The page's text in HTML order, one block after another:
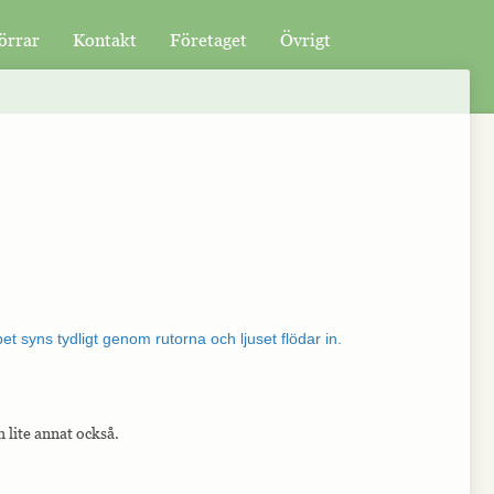
Kontakt Företaget Övrigt
lite annat också.